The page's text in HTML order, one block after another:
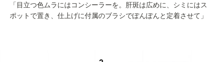
「目立つ色ムラにはコンシーラーを。肝斑は広めに、シミにはス
ポットで置き、仕上げに付属のブラシでぽんぽんと定着させて」